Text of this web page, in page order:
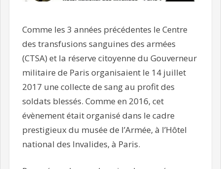
Comme les 3 années précédentes le Centre
des transfusions sanguines des armées
(CTSA) et la réserve citoyenne du Gouverneur
militaire de Paris organisaient le 14 juillet
2017 une collecte de sang au profit des
soldats blessés. Comme en 2016, cet
évènement était organisé dans le cadre
prestigieux du musée de l’Armée, à l’Hôtel
national des Invalides, à Paris.